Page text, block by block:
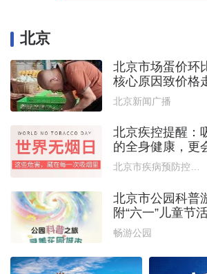
北京
北京市场蛋价环
核心原因致价格
北京新闻广播
北京疾控提醒：
的全身健康，更
北京市疾病预防控制中心微信公众号
北京市公园科普
附“六一”儿童节
畅游公园